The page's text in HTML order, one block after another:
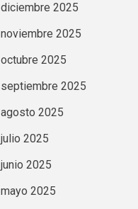
diciembre 2025
noviembre 2025
octubre 2025
septiembre 2025
agosto 2025
julio 2025
junio 2025
mayo 2025